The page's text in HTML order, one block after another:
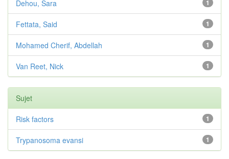
1
Dehou, Sara
1
Fettata, Said
1
Mohamed Cherif, Abdellah
1
Van Reet, Nick
Sujet
1
Risk factors
1
Trypanosoma evansi